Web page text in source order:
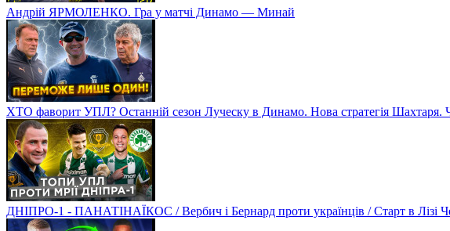
Андрій ЯРМОЛЕНКО. Гра у матчі Динамо — Минай
ХТО фаворит УПЛ? Останній сезон Луческу в Динамо. Нова стратегія Шахтаря.
ДНІПРО-1 - ПАНАТІНАЇКОС / Вербич і Бернард проти українців / Старт в Лізі